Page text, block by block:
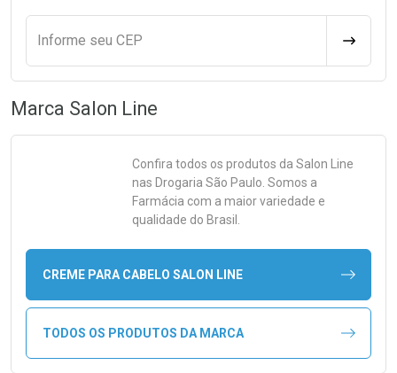
Informe seu CEP
Marca Salon Line
Confira todos os produtos da Salon Line
nas Drogaria São Paulo. Somos a
Farmácia com a maior variedade e
qualidade do Brasil.
CREME PARA CABELO SALON LINE
TODOS OS PRODUTOS DA MARCA